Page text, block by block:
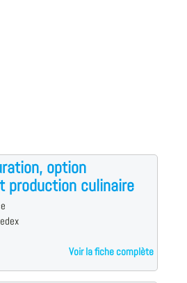
option
production culinaire
Voir la fiche complète